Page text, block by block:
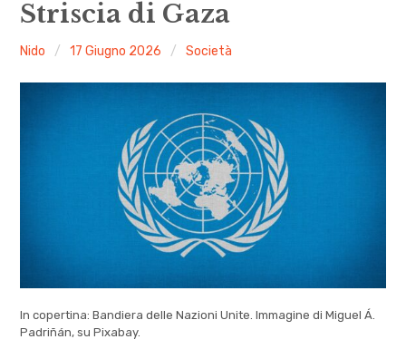
Striscia di Gaza
Nido 17 Giugno 2026 Società
In copertina: Bandiera delle Nazioni Unite. Immagine di Miguel Á.
Padriñán, su Pixabay.